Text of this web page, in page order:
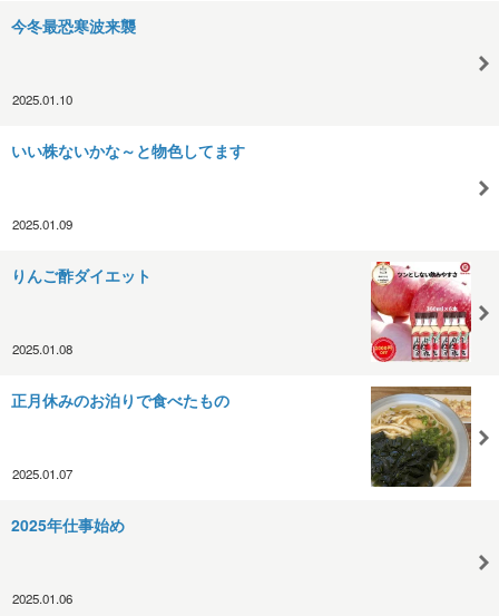
今冬最恐寒波来襲
2025.01.10
いい株ないかな～と物色してます
2025.01.09
りんご酢ダイエット
2025.01.08
正月休みのお泊りで食べたもの
2025.01.07
2025年仕事始め
2025.01.06